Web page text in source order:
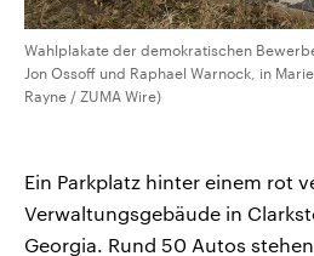
Wahlplakate der demokratischen
Jon Ossoff und Raphael Warnock, in
Rayne / ZUMA Wire)
Ein Parkplatz hinter einem rot
Verwaltungsgebäude in
Georgia. Rund 50 Autos